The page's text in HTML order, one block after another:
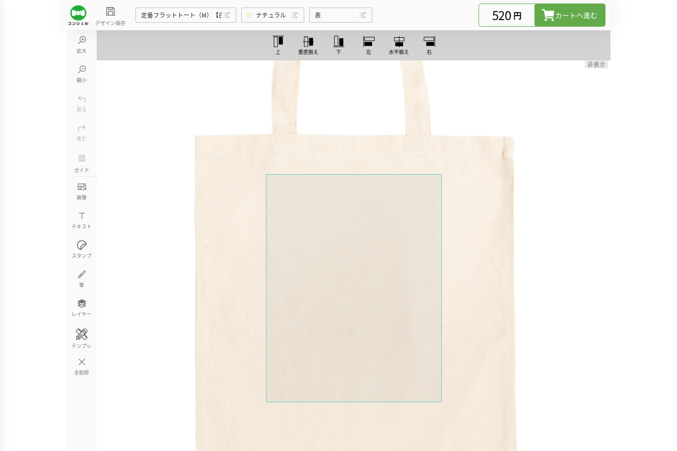
デザイン保存
定番フラットトート（M）【白プリントあり】ナチュラル 表 520 円 カートヘ進む
拡大
縮小
戻る
進む
ガイド
画像
テキスト
スタンプ
筆
レイヤー
テンプレ
全削除
上 垂直揃え 下 左 水平揃え 右
非表示